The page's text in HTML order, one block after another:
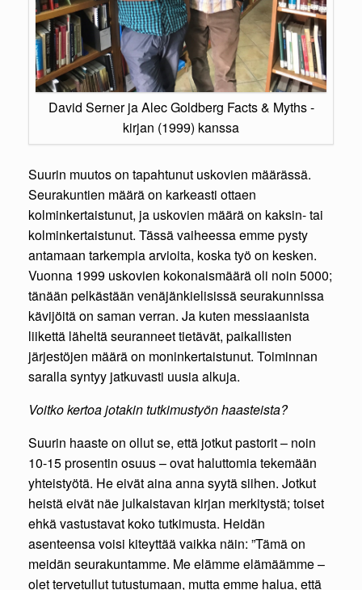
David Serner ja Alec Goldberg Facts & Myths -
kirjan (1999) kanssa
Suurin muutos on tapahtunut uskovien määrässä.
Seurakuntien määrä on karkeasti ottaen
kolminkertaistunut, ja uskovien määrä on kaksin- tai
kolminkertaistunut. Tässä vaiheessa emme pysty
antamaan tarkempia arvioita, koska työ on kesken.
Vuonna 1999 uskovien kokonaismäärä oli noin 5000;
tänään pelkästään venäjänkielisissä seurakunnissa
kävijöitä on saman verran. Ja kuten messiaanista
liikettä läheltä seuranneet tietävät, paikallisten
järjestöjen määrä on moninkertaistunut. Toiminnan
saralla syntyy jatkuvasti uusia alkuja.
Voitko kertoa jotakin tutkimustyön haasteista?
Suurin haaste on ollut se, että jotkut pastorit – noin
10-15 prosentin osuus – ovat haluttomia tekemään
yhteistyötä. He eivät aina anna syytä siihen. Jotkut
heistä eivät näe julkaistavan kirjan merkitystä; toiset
ehkä vastustavat koko tutkimusta. Heidän
asenteensa voisi kiteyttää vaikka näin: ”Tämä on
meidän seurakuntamme. Me elämme elämäämme –
olet tervetullut tutustumaan, mutta emme halua, että